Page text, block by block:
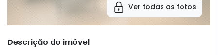
Ver todas as fotos
Descrição do imóvel